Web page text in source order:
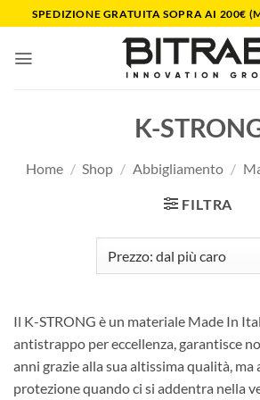
ai
contenuti
SPEDIZIONE GRATUITA SOPRA AI 200€
K-
Home / Shop / Abbigliamento /
FILTRA
Il K-STRONG è un materiale Made In
antistrappo per eccellenza, garantisce
anni grazie alla sua altissima qualità, ma
protezione quando ci si addentra nella